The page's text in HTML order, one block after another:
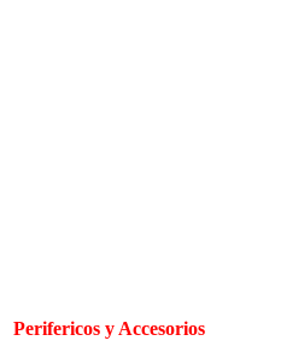
Perifericos y Accesorios